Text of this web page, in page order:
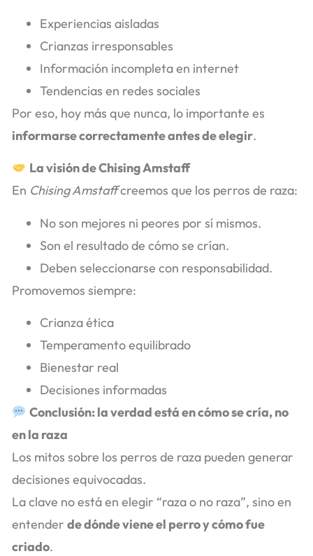
Experiencias aisladas
Crianzas irresponsables
Información incompleta en internet
Tendencias en redes sociales
Por eso, hoy más que nunca, lo importante es
informarse correctamente antes de elegir.
La visión de Chising Amstaff
En Chising Amstaffcreemos que los perros de raza:
No son mejores ni peores por sí mismos.
Son el resultado de cómo se crían.
Deben seleccionarse con responsabilidad.
Promovemos siempre:
Crianza ética
Temperamento equilibrado
Bienestar real
Decisiones informadas
Conclusión: la verdad está en cómo se cría, no
en la raza
Los mitos sobre los perros de raza pueden generar
decisiones equivocadas.
La clave no está en elegir “raza o no raza”, sino en
entender de dónde viene el perro y cómo fue
criado.